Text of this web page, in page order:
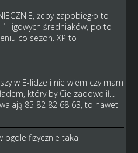
żeby zapobiegło to
ligowych średniaków, po to
co sezon. XP to
w E-lidze i nie wiem czy mam
który by Cie zadowolił...
85 82 82 68 63, to nawet
ogole fizycznie taka